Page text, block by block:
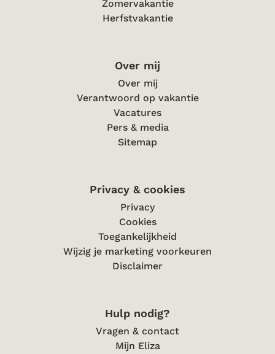
Zomervakantie
Herfstvakantie
Over mij
Over mij
Verantwoord op vakantie
Vacatures
Pers & media
Sitemap
Privacy & cookies
Privacy
Cookies
Toegankelijkheid
Wijzig je marketing voorkeuren
Disclaimer
Hulp nodig?
Vragen & contact
Mijn Eliza